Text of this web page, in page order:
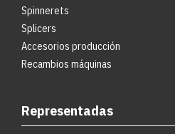
Spinnerets
Splicers
Accesorios producción
Recambios máquinas
Representadas